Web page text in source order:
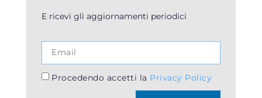
E ricevi gli aggiornamenti periodici
Procedendo accetti la Privacy Policy